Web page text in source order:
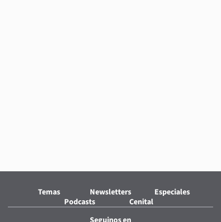
Temas Newsletters
Especiales
Podcasts
Cenital